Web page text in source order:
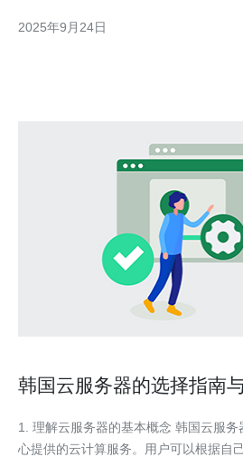
补 中国在< b>云计算技术的研发与应用
2025年9月24日
韩国云服务器的选择指南
1. 理解云服务器的基本概念 韩国云服务器是指通过韩国的数据中
心提供的云计算服务。用户可以根据自